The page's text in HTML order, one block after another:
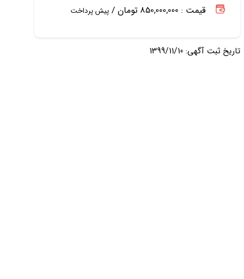
قیمت : 850,000,000 تومان /
پیش پرداخت
تاریخ ثبت آگهی: 1399/11/10